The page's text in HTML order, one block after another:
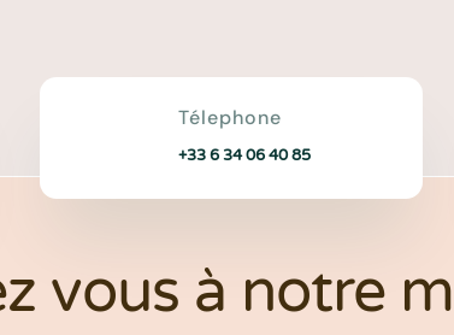
Télephone
+33 6 34 06 40 85
vous à notre